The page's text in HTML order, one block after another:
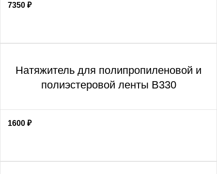
7350 ₽
Натяжитель для полипропиленовой и
полиэстеровой ленты В330
1600 ₽